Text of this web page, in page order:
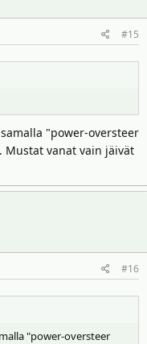
#15
"power-oversteer
Mustat vanat vain jäivät
#16
"power-oversteer